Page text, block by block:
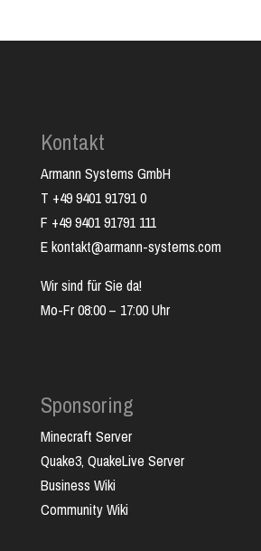
Kontakt
Armann Systems GmbH
T +49 9401 91791 0
F +49 9401 91791 111
E kontakt@armann-systems.com
Wir sind für Sie da!
Mo-Fr 08:00 – 17:00 Uhr
Sponsoring
Minecraft Server
Quake3, QuakeLive Server
Business Wiki
Community Wiki